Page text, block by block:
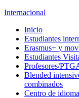
Internacional
Inicio
Estudiantes
Erasmus+ y
Estudiantes
Profesores/
Blended
combinados
Centro de